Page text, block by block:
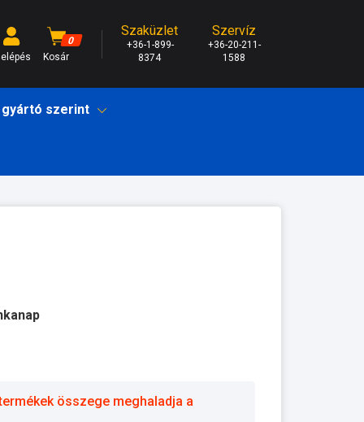
0
Kosár
Szaküzlet
+36-1-899-
8374
Szervíz
+36-20-211-
1588
szerint
összege meghaladja a